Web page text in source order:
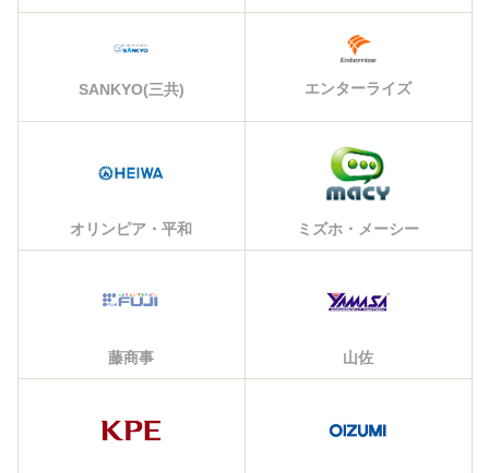
SANKYO(三共) エンターライズ
オリンピア・平和 ミズホ・メーシー
藤商事 山佐